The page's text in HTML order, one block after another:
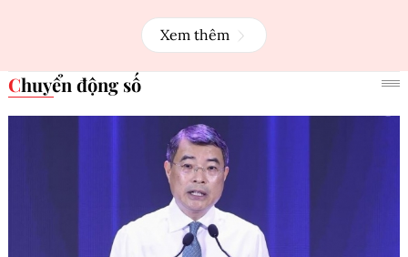
Xem thêm
Chuyển động số